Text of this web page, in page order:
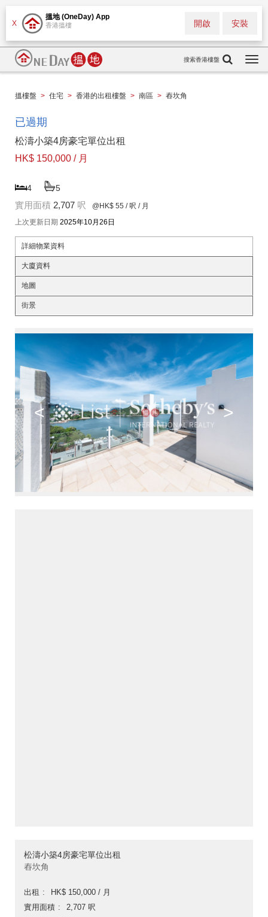
X
搵地 (OneDay) App
香港搵樓 安裝
開啟
搜索香港樓盤
搵樓盤 > 住宅 > 香港的出租樓盤 > 南區 > 舂坎角
已過期
松濤小築4房豪宅單位出租
HK$ 150,000 / 月
4 5
實用面積 2,707 呎 @HK$ 55 / 呎 / 月
上次更新日期 2025年10月26日
詳細物業資料
大廈資料
地圖
街景
< >
松濤小築4房豪宅單位出租
舂坎角
出租
HK$ 150,000 / 月
實用面積
2,707 呎